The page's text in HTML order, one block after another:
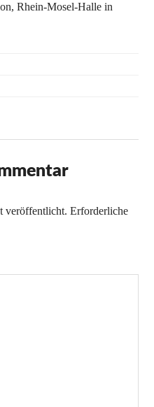
Rhein-Mosel-Halle in
veröffentlicht. Erforderliche